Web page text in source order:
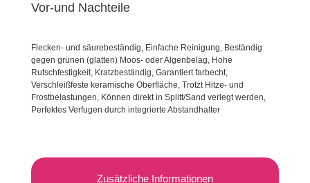
Vor-und Nachteile
Flecken- und säurebeständig, Einfache Reinigung, Beständig
gegen grünen (glatten) Moos- oder Algenbelag, Hohe
Rutschfestigkeit, Kratzbeständig, Garantiert farbecht,
Verschleißfeste keramische Oberfläche, Trotzt Hitze- und
Frostbelastungen, Können direkt in Splitt/Sand verlegt werden,
Perfektes Verfugen durch integrierte Abstandhalter
Zusätzliche Informationen